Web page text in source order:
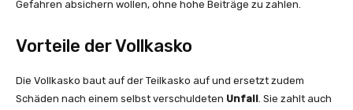
Gefahren absichern wollen, ohne hohe Beiträge zu zahlen.
Vorteile der Vollkasko
Die Vollkasko baut auf der Teilkasko auf und ersetzt zudem
Schäden nach einem selbst verschuldeten Unfall. Sie zahlt auch